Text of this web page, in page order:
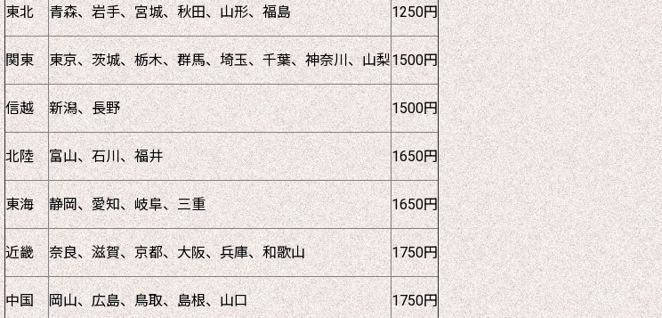
東北 青森、岩手、宮城、秋田、山形、福島 1250円
関東 東京、茨城、栃木、群馬、埼玉、千葉、神奈川、山梨1500円
信越 新潟、長野 1500円
北陸 富山、石川、福井 1650円
東海 静岡、愛知、岐阜、三重 1650円
近畿 奈良、滋賀、京都、大阪、兵庫、和歌山 1750円
中国 岡山、広島、鳥取、島根、山口 1750円